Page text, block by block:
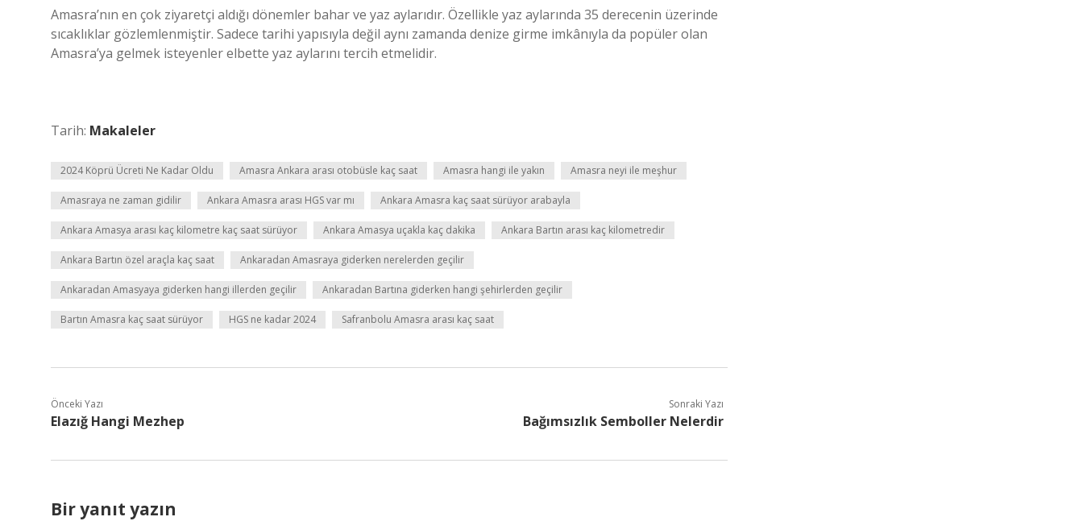
Amasra’nın en çok ziyaretçi aldığı dönemler bahar ve yaz aylarıdır. Özellikle yaz aylarında 35 derecenin üzerinde
sıcaklıklar gözlemlenmiştir. Sadece tarihi yapısıyla değil aynı zamanda denize girme imkânıyla da popüler olan
Amasra’ya gelmek isteyenler elbette yaz aylarını tercih etmelidir.
Tarih: Makaleler
2024 Köprü Ücreti Ne Kadar Oldu Amasra Ankara arası otobüsle kaç saat Amasra hangi ile yakın Amasra neyi ile meşhur
Amasraya ne zaman gidilir Ankara Amasra arası HGS var mı Ankara Amasra kaç saat sürüyor arabayla
Ankara Amasya arası kaç kilometre kaç saat sürüyor Ankara Amasya uçakla kaç dakika Ankara Bartın arası kaç kilometredir
Ankara Bartın özel araçla kaç saat Ankaradan Amasraya giderken nerelerden geçilir
Ankaradan Amasyaya giderken hangi illerden geçilir Ankaradan Bartına giderken hangi şehirlerden geçilir
Bartın Amasra kaç saat sürüyor HGS ne kadar 2024 Safranbolu Amasra arası kaç saat
Önceki Yazı
Elazığ Hangi Mezhep
Sonraki Yazı
Bağımsızlık Semboller Nelerdir
Bir yanıt yazın